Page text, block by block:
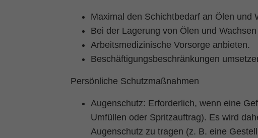
Maximal den Schichtbedarf an Ölen und
Bei der Lagerung von Ölen und
Arbeitsmedizinische Vorsorge anbieten.
Beschäftigungsbeschränkungen
Persönliche Schutzmaßnahmen
Augenschutz: Erforderlich, wenn eine
Umfüllen oder Spritzauftrag). Es wird
Augenschutz zu tragen (z. B. eine